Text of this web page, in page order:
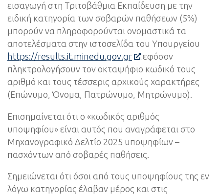
εισαγωγή στη Τριτοβάθμια Εκπαίδευση με την
ειδική κατηγορία των σοβαρών παθήσεων (5%)
μπορούν να πληροφορούνται ονομαστικά τα
αποτελέσματα στην ιστοσελίδα του Υπουργείου
https://results.it.minedu.gov.gr
εφόσον
πληκτρολογήσουν τον οκταψήφιο κωδικό τους
αριθμό και τους τέσσερις αρχικούς χαρακτήρες
(Επώνυμο, Όνομα, Πατρώνυμο, Μητρώνυμο).
Επισημαίνεται ότι ο «κωδικός αριθμός
υποψηφίου» είναι αυτός που αναγράφεται στο
Μηχανογραφικό Δελτίο 2025 υποψηφίων –
πασχόντων από σοβαρές παθήσεις.
Σημειώνεται ότι όσοι από τους υποψηφίους της εν
λόγω κατηγορίας έλαβαν μέρος και στις